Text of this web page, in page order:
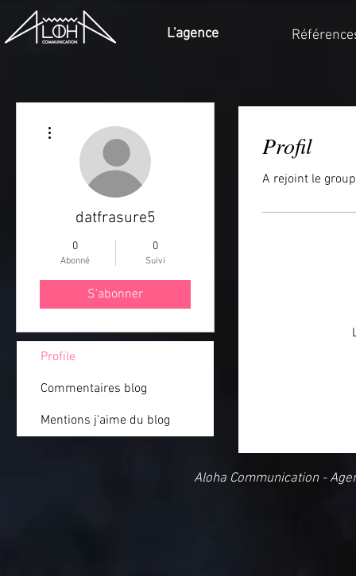
L'agence
Profil
A rejoint le
datfrasure5
0
Abonné
0
Suivi
S'abonner
Profile
Commentaires blog
Mentions j'aime du blog
Aloha Communication -